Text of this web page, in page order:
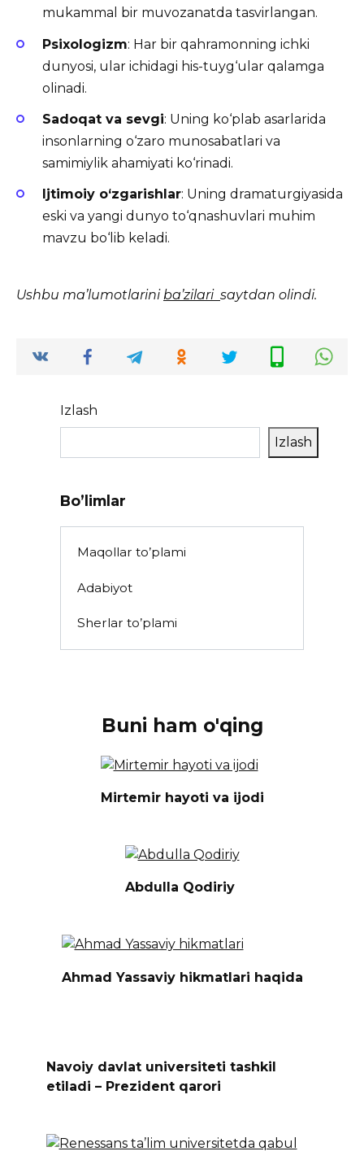
mukammal bir muvozanatda tasvirlangan.
Psixologizm: Har bir qahramonning ichki
dunyosi, ular ichidagi his-tuyg‘ular qalamga
olinadi.
Sadoqat va sevgi: Uning ko‘plab asarlarida
insonlarning o‘zaro munosabatlari va
samimiylik ahamiyati ko‘rinadi.
Ijtimoiy o‘zgarishlar: Uning dramaturgiyasida
eski va yangi dunyo to‘qnashuvlari muhim
mavzu bo‘lib keladi.
Ushbu ma’lumotlariniba’zilari saytdan olindi.
Izlash
Izlash
Bo’limlar
Maqollar to’plami
Adabiyot
Sherlar to’plami
Buni ham o'qing
Mirtemir hayoti va ijodi
Abdulla Qodiriy
Ahmad Yassaviy hikmatlari haqida
Navoiy davlat universiteti tashkil
etiladi – Prezident qarori